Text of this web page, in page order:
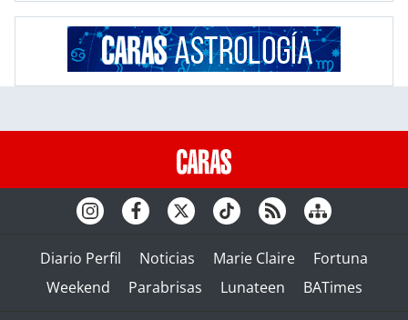
Diario Perfil Noticias Marie Claire
Fortuna
Weekend
Parabrisas Lunateen BATimes